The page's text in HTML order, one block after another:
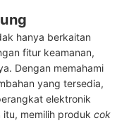
hanya berkaitan
fitur keamanan,
Dengan memahami
yang tersedia,
elektronik
memilih produk cok